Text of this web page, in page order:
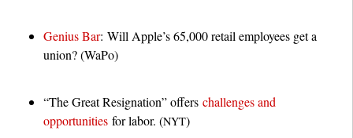
Genius Bar: Will Apple’s 65,000 retail employees get a
union? (WaPo)
“The Great Resignation” offers challenges and
opportunities for labor. (NYT)